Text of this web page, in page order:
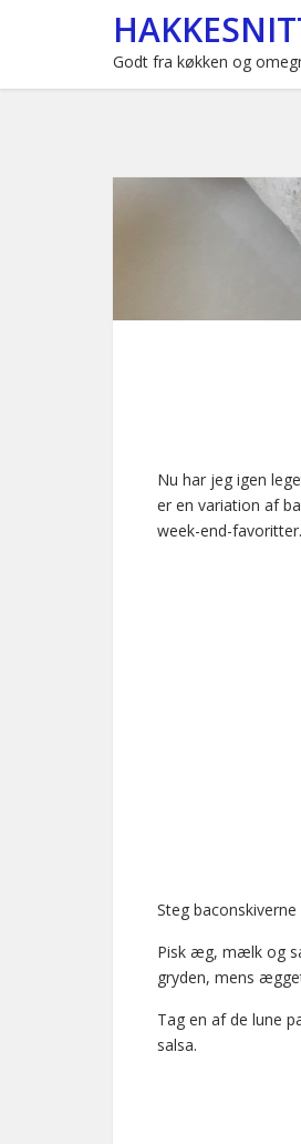
Godt fra køkken og
Nu har jeg igen
er en variation af
week-end-favoritter.
Steg
Pisk æg, mælk og
gryden, mens
Tag en af de lune
salsa.